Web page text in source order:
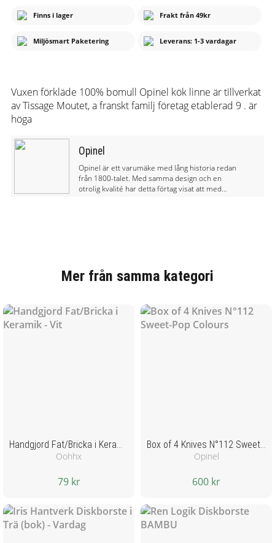
Finns i lager Frakt från 49kr
Miljösmart Paketering Leverans: 1-3 vardagar
Vuxen förkläde 100% bomull Opinel kök linne är tillverkat
av Tissage Moutet, a franskt familj företag etablerad 9 . är
höga
Opinel
Opinel är ett varumäke med lång historia redan
från 1800-talet. Med samma design och en
otrolig kvalité har detta förtag visat att med
Mer från samma kategori
Handgjord Fat/Bricka i Keramik - Vit
Oohhx
79 kr
Box of 4 Knives N°112 Sweet-Pop Colours
Opinel
600 kr